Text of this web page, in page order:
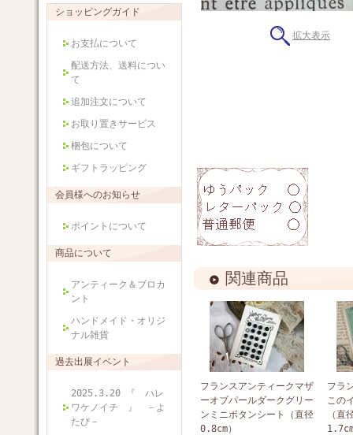
ショッピングガイド
お支払について
配送方法、送料につい
て
追加注文について
お取り置きサービス
梱包について
ギフトラッピング
会員様へのお知らせ
ポイントについて
商品について
アンティーク＆ブロカ
ント
ハンドメイド・オリジ
ナル雑貨
過去出展イベント
2025.3.20 『 ハレ
ワケノイチ 』 －よ
たび－
拡大表示
関連商品
フランスアンティークマザ
ーオブパールダークグリー
ンミニボタンシート（直径
0.8cm）
フラ
この
（直